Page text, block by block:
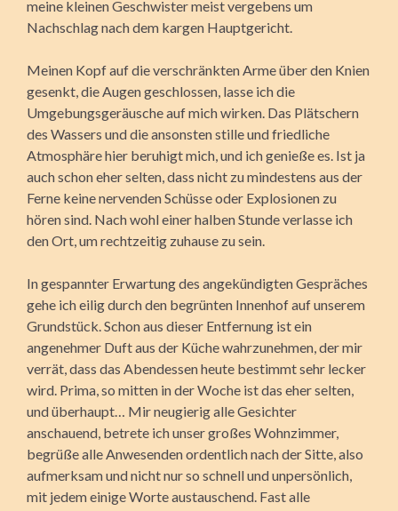
meine kleinen Geschwister meist vergebens um
Nachschlag nach dem kargen Hauptgericht.
Meinen Kopf auf die verschränkten Arme über den Knien
gesenkt, die Augen geschlossen, lasse ich die
Umgebungsgeräusche auf mich wirken. Das Plätschern
des Wassers und die ansonsten stille und friedliche
Atmosphäre hier beruhigt mich, und ich genieße es. Ist ja
auch schon eher selten, dass nicht zu mindestens aus der
Ferne keine nervenden Schüsse oder Explosionen zu
hören sind. Nach wohl einer halben Stunde verlasse ich
den Ort, um rechtzeitig zuhause zu sein.
In gespannter Erwartung des angekündigten Gespräches
gehe ich eilig durch den begrünten Innenhof auf unserem
Grundstück. Schon aus dieser Entfernung ist ein
angenehmer Duft aus der Küche wahrzunehmen, der mir
verrät, dass das Abendessen heute bestimmt sehr lecker
wird. Prima, so mitten in der Woche ist das eher selten,
und überhaupt… Mir neugierig alle Gesichter
anschauend, betrete ich unser großes Wohnzimmer,
begrüße alle Anwesenden ordentlich nach der Sitte, also
aufmerksam und nicht nur so schnell und unpersönlich,
mit jedem einige Worte austauschend. Fast alle